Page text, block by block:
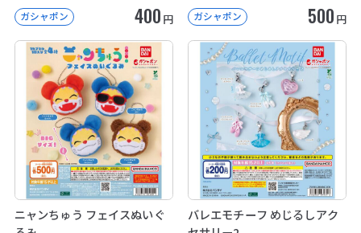
ガシャポン 400 円 ガシャポン 500 円
ニャンちゅう フェイスぬいぐ
バレエモチーフ めじるしアク